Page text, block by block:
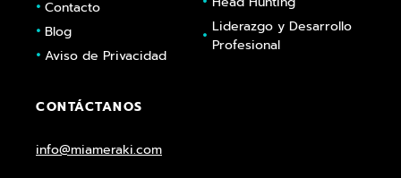
Contacto
Blog
Aviso de Privacidad
Liderazgo y Desarrollo
Profesional
CONTÁCTANOS
info@miameraki.com